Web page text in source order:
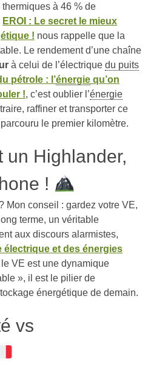
à 46 % de
EROI : Le secret le mieux
! nous rappelle que la
Le rendement d’une chaîne
à celui de l’électrique du puits
pétrole : l’énergie qu’on
!, c’est oublier l’énergie
raffiner et transporter ce
le premier kilomètre.
un Highlander,
!
Mon conseil : gardez votre VE,
terme, un véritable
aux discours alarmistes,
électrique et des énergies
VE est une dynamique
», il est le pilier de
énergétique de demain.
vs